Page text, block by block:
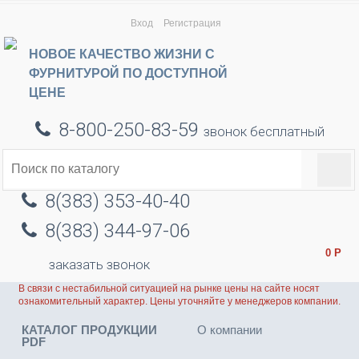
Вход Регистрация
НОВОЕ КАЧЕСТВО ЖИЗНИ С
ФУРНИТУРОЙ ПО ДОСТУПНОЙ
ЦЕНЕ
8-800-250-83-59 звонок бесплатный
8(383) 353-40-40
8(383) 344-97-06
заказать звонок
0 Р
В связи с нестабильной ситуацией на рынке цены на сайте носят
ознакомительный характер. Цены уточняйте у менеджеров компании.
КАТАЛОГ ПРОДУКЦИИ
PDF
О компании